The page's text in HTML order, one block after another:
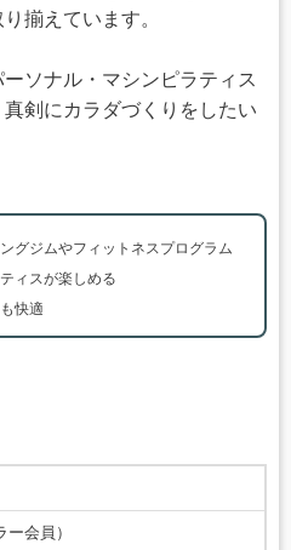
揃えています。
ソナル・マシンピラティス
剣にカラダづくりをしたい
グジムやフィットネスプログラム
ィスが楽しめる
快適
会員）